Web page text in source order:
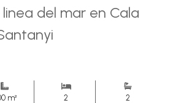
del mar en Cala
m² 2 2